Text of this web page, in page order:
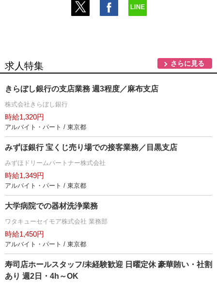
求人特集 さらに見る
きらぼし銀行の支店業務 週3程度／麻布支店
株式会社きらぼし銀行
時給1,320円
アルバイト・パート / 東京都
みずほ銀行 宝くじ売り場での接客業務／目黒支店
みずほドリームパートナー株式会社
時給1,349円
アルバイト・パート / 東京都
大学病院での器材洗浄業務
ワタキューセイモア株式会社 業務部
時給1,450円
アルバイト・パート / 東京都
寿司店ホールスタッフ/未経験歓迎 日曜定休 豪華賄い・社割
あり 週2日・4h～OK